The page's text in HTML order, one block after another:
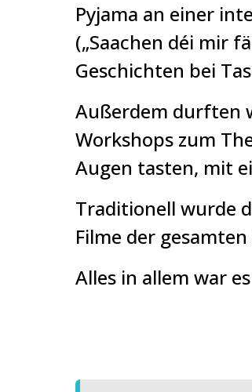
Pyjama an einer
(„Saachen déi mir
Geschichten bei
Außerdem durften
Workshops zum
Augen tasten, mit
Traditionell wurde
Filme der
Alles in allem war